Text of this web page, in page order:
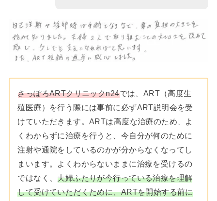
さっぽろARTクリニックn24では、ART（高度生
殖医療）を行う際には事前に必ずART説明会を受
けていただきます。ARTは高度な治療のため、よ
くわからずに治療を行うと、今自分が何のために
注射や通院をしているのかが分からなくなってし
まいます。よくわからないままに治療を受けるの
ではなく、 夫婦ふたりが今行っている治療を理解
して受けていただくために、ARTを開始する前に